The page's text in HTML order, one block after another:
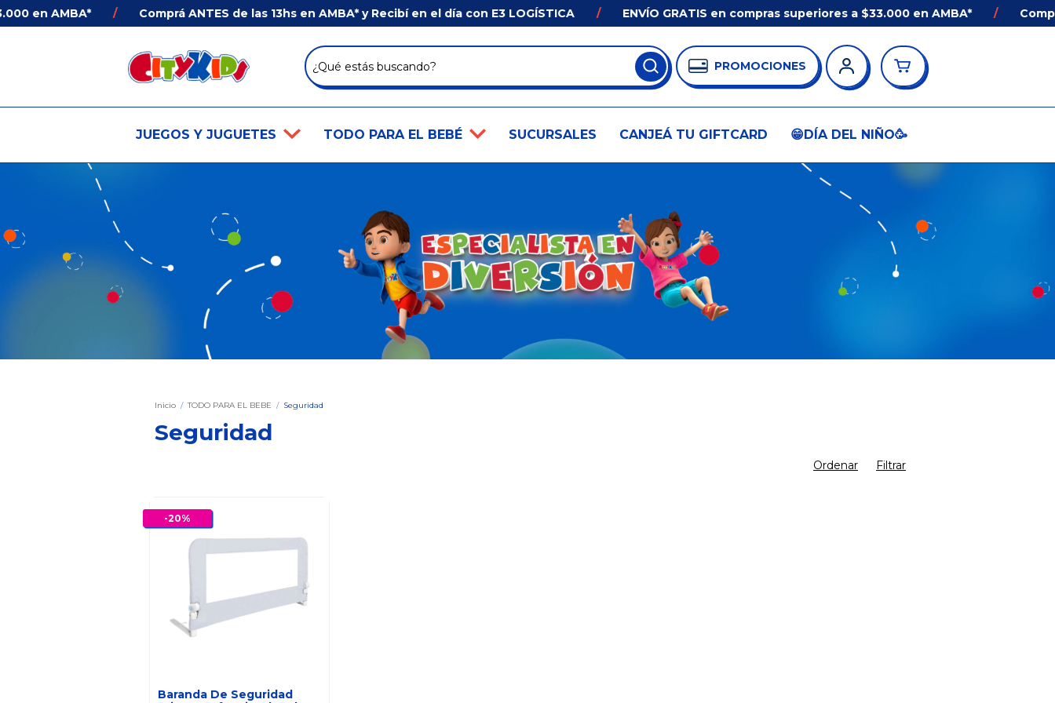
en AMBA* Comprá ANTES de las 13hs en AMBA* y Recibí en el día con E3 LOGÍSTICA ENVÍO GRATIS en compras superiores a $33.000 en AMBA*
PROMOCIONES
JUEGOS Y JUGUETES TODO PARA EL BEBÉ SUCURSALES CANJEÁ TU GIFTCARD 😁DÍA DEL NIÑO🥳
Inicio / TODO PARA EL BEBE / Seguridad
Seguridad
Ordenar Filtrar
-20%
Baranda De Seguridad